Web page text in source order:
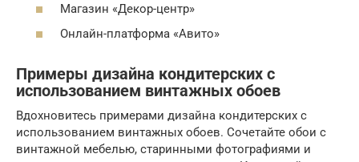
Магазин «Декор-центр»
Онлайн-платформа «Авито»
Примеры дизайна кондитерских с
использованием винтажных обоев
Вдохновитесь примерами дизайна кондитерских с
использованием винтажных обоев. Сочетайте обои с
винтажной мебелью, старинными фотографиями и